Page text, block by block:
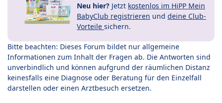
Neu hier? Jetzt kostenlos im HiPP Mein
BabyClub registrieren und deine Club-
Vorteile sichern.
Bitte beachten: Dieses Forum bildet nur allgemeine
Informationen zum Inhalt der Fragen ab. Die Antworten sind
unverbindlich und können aufgrund der räumlichen Distanz
keinesfalls eine Diagnose oder Beratung für den Einzelfall
darstellen oder einen Arztbesuch ersetzen.